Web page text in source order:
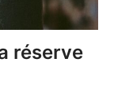
réserve